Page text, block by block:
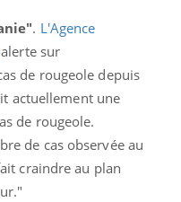
. L'Agence
alerte sur
de rougeole depuis
actuellement une
de rougeole.
de cas observée au
craindre au plan